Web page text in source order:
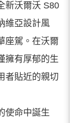
新沃爾沃 S80
維亞設計風
座駕。在沃爾
擁有厚郁的生
者貼近的親切
使命中誕生